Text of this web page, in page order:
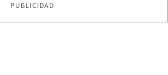
PUBLICIDAD